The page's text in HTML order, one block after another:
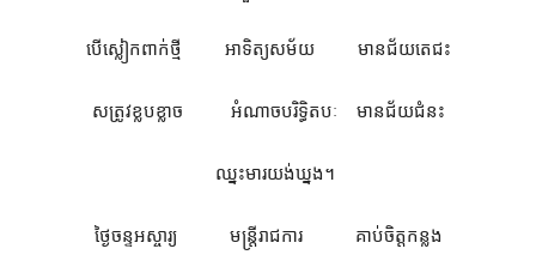
បើស្លៀកពាក់ថ្មី អាទិត្យសម័យ មានជ័យតេជះ
សត្រូវខ្លបខ្លាច អំណាចបរិទ្ធិតបៈ មានជ័យជំនះ
ឈ្នះមារយង់ឃ្នង។
ថ្ងៃចន្ទអស្ចារ្យ មន្រ្តីរាជការ គាប់ចិត្តកន្លង